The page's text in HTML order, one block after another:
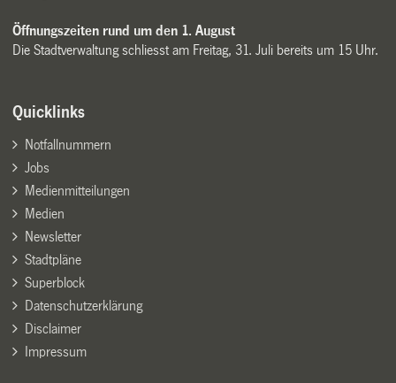
Öffnungszeiten rund um den 1. August
Die Stadtverwaltung schliesst am Freitag, 31. Juli bereits um 15 Uhr.
Quicklinks
Notfallnummern
Jobs
Medienmitteilungen
Medien
Newsletter
Stadtpläne
Superblock
Datenschutzerklärung
Disclaimer
Impressum